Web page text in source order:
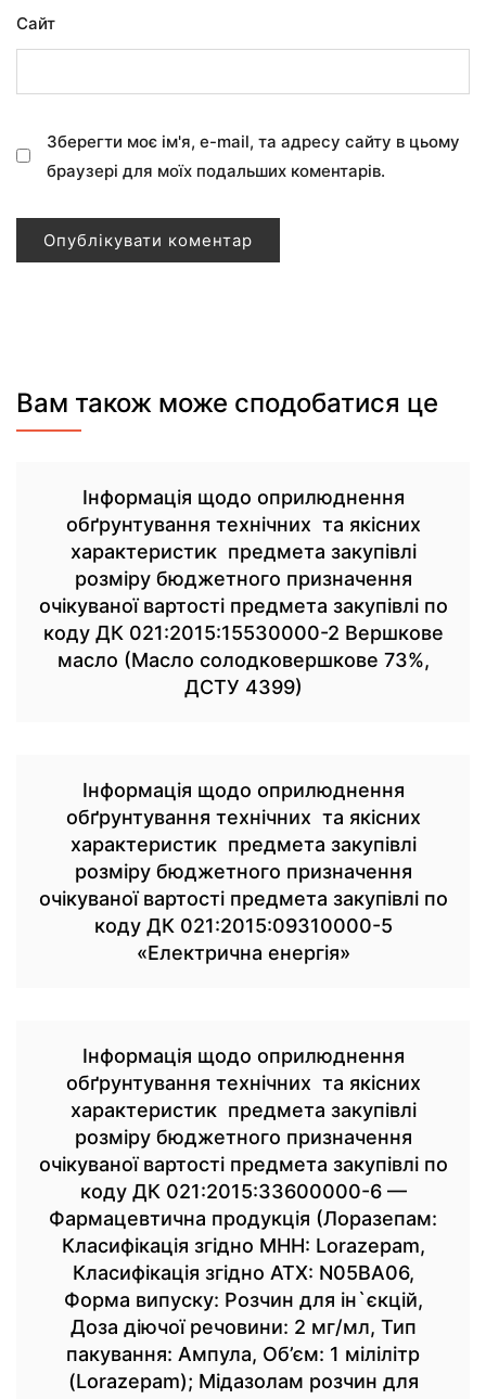
Сайт
Зберегти моє ім'я, e-mail, та адресу сайту в цьому
браузері для моїх подальших коментарів.
Вам також може сподобатися це
Інформація щодо оприлюднення
обґрунтування технічних та якісних
характеристик предмета закупівлі
розміру бюджетного призначення
очікуваної вартості предмета закупівлі по
коду ДК 021:2015:15530000-2 Вершкове
масло (Масло солодковершкове 73%,
ДСТУ 4399)
Інформація щодо оприлюднення
обґрунтування технічних та якісних
характеристик предмета закупівлі
розміру бюджетного призначення
очікуваної вартості предмета закупівлі по
коду ДК 021:2015:09310000-5
«Електрична енергія»
Інформація щодо оприлюднення
обґрунтування технічних та якісних
характеристик предмета закупівлі
розміру бюджетного призначення
очікуваної вартості предмета закупівлі по
коду ДК 021:2015:33600000-6 —
Фармацевтична продукція (Лоразепам:
Класифікація згідно МНН: Lorazepam,
Класифікація згідно АТХ: N05BA06,
Форма випуску: Розчин для ін`єкцій,
Доза діючої речовини: 2 мг/мл, Тип
пакування: Ампула, Об’єм: 1 мілілітр
(Lorazepam); Мідазолам розчин для